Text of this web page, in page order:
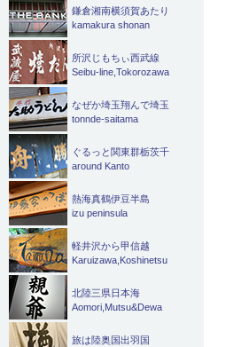
鎌倉湘南横須賀あたり
kamakura shonan
所沢じもちぃ西武線
Seibu-line,Tokorozawa
なぜか埼玉翔んで埼玉
tonnde-saitama
ぐるっと関東群栃茨千
around Kanto
熱海真鶴伊豆半島
izu peninsula
軽井沢から甲信越
Karuizawa,Koshinetsu
北陸三県日本海
Aomori,Mutsu&Dewa
旅は陸奥国出羽国